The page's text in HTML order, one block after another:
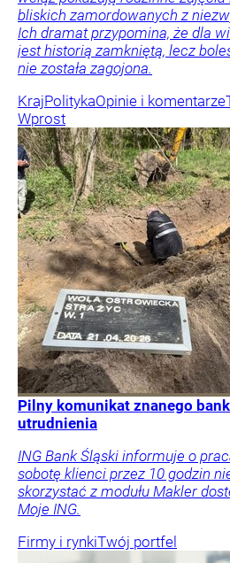
bliskich zamordowanych z
Ich dramat przypomina, że dla
jest historią zamkniętą, lecz
nie została zagojona.
KrajPolitykaOpinie i komentarze
Wprost
Pilny komunikat znanego
utrudnienia
ING Bank Śląski informuje o
sobotę klienci przez 10 godzin
skorzystać z modułu Makler
Moje ING.
Firmy i rynkiTwój portfel